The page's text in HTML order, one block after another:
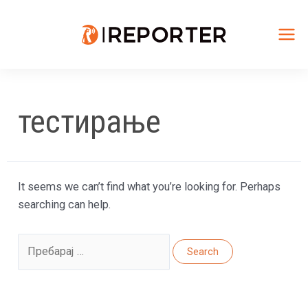
тестирање
It seems we can’t find what you’re looking for. Perhaps
searching can help.